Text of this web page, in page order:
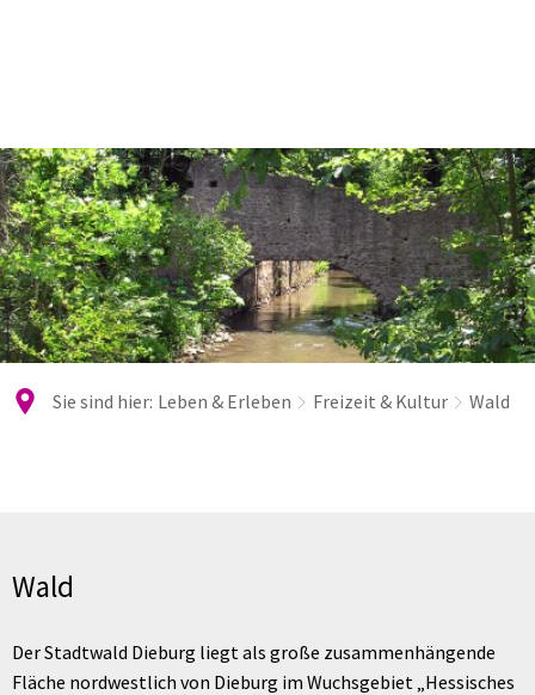
Sie sind hier: Leben & Erleben Freizeit & Kultur Wald
Wald
Der Stadtwald Dieburg liegt als große zusammenhängende
Fläche nordwestlich von Dieburg im Wuchsgebiet „Hessisches